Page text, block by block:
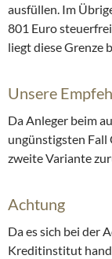
ausfüllen. Im
801 Euro
liegt diese Grenze
Unsere
Da Anleger beim
ungünstigsten Fall
zweite Variante
Achtung
Da es sich bei der
Kreditinstitut